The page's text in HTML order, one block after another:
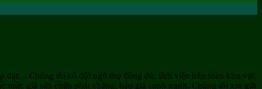
đặt… Chúng tôi có đội ngũ thợ đông đủ, làm việc trên toàn khu vực
giá sửa chữa phải chăng, báo giá cạnh tranh. Chúng tôi xin gửi